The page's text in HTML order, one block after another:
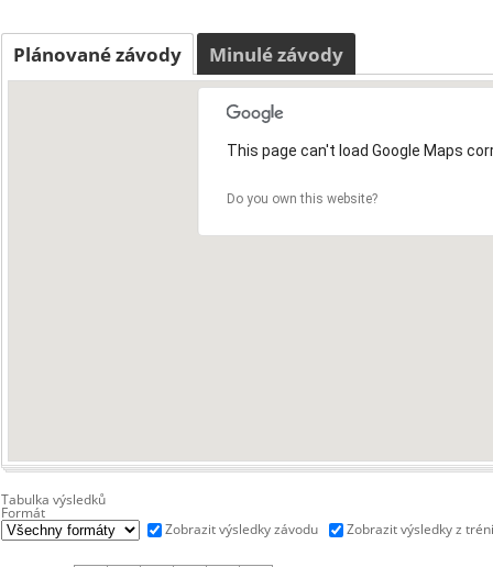
Plánované závody Minulé závody
This page can't load Google Maps
Do you own this website?
Tabulka výsledků
Formát
Zobrazit výsledky závodu
Zobrazit výsledky z